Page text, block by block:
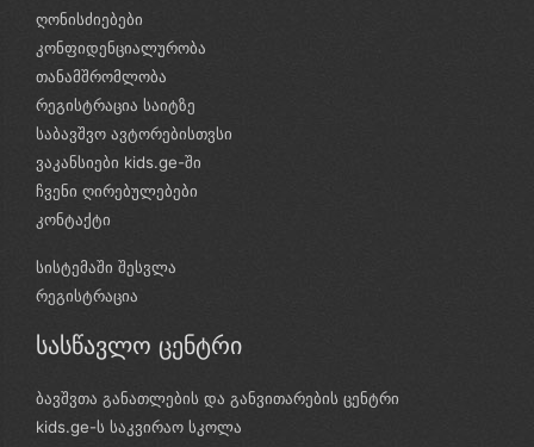
ღონისძიებები
კონფიდენციალურობა
თანამშრომლობა
რეგისტრაცია საიტზე
საბავშვო ავტორებისთვსი
ვაკანსიები kids.ge-ში
ჩვენი ღირებულებები
კონტაქტი
სისტემაში შესვლა
რეგისტრაცია
სასწავლო ცენტრი
ბავშვთა განათლების და განვითარების ცენტრი
kids.ge-ს საკვირაო სკოლა